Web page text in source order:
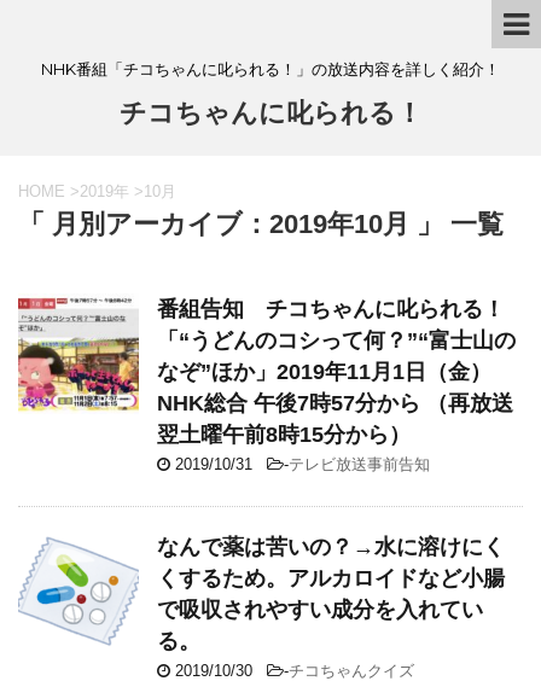
NHK番組「チコちゃんに叱られる！」の放送内容を詳しく紹介！
チコちゃんに叱られる！
HOME >2019年 >10月
「 月別アーカイブ：2019年10月 」 一覧
番組告知 チコちゃんに叱られる！
「“うどんのコシって何？”“富士山の
なぞ”ほか」2019年11月1日（金）
NHK総合 午後7時57分から （再放送
翌土曜午前8時15分から）
2019/10/31 -テレビ放送事前告知
なんで薬は苦いの？→水に溶けにく
くするため。アルカロイドなど小腸
で吸収されやすい成分を入れてい
る。
2019/10/30 -チコちゃんクイズ